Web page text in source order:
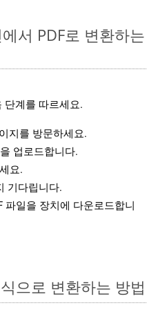
서 PDF로 변환하는
단계를 따르세요.
지를 방문하세요.
업로드합니다.
요.
기다립니다.
파일을 장치에 다운로드합니
으로 변환하는 방법